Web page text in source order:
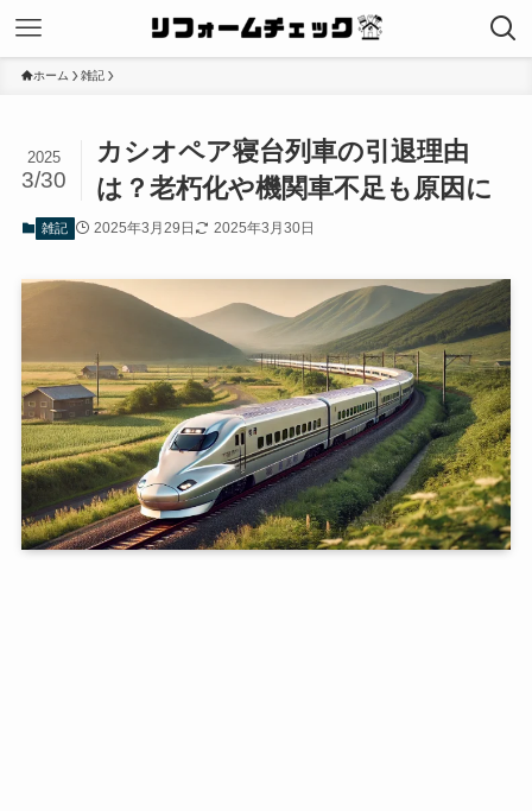
ホーム 雑記
カシオペア寝台列車の引退理由
は？老朽化や機関車不足も原因に
2025
3/30
雑記 2025年3月29日 2025年3月30日